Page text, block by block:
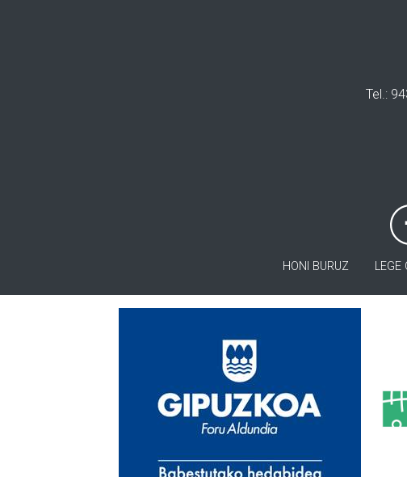
Tel.:
HONI BURUZ LEGE